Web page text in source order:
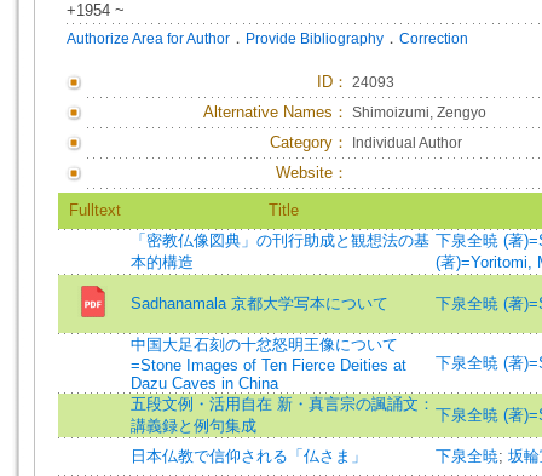
+1954 ~
Authorize Area for Author ． Provide Bibliography ． Correction
ID ： 24093
Alternative Names： Shimoizumi, Zengyo
Category： Individual Author
Website：
Fulltext
Title
「密教仏像図典」の刊行助成と観想法の基
本的構造
下泉全暁 (著
(著)=Yoritomi,
Sadhanamala 京都大学写本について 下泉全暁 (著
中国大足石刻の十忿怒明王像について
=Stone Images of Ten Fierce Deities at
Dazu Caves in China
下泉全暁 (著
五段文例・活用自在 新・真言宗の諷誦文：
講義録と例句集成
下泉全暁 (著
日本仏教で信仰される「仏さま」 下泉全暁; 坂